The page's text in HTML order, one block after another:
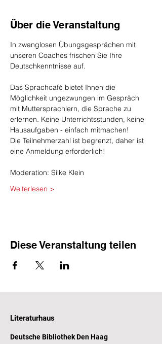
Über die Veranstaltung
In zwanglosen Übungsgesprächen mit
unseren Coaches frischen Sie Ihre
Deutschkenntnisse auf.
Das Sprachcafé bietet Ihnen die
Möglichkeit ungezwungen im Gespräch
mit Muttersprachlern, die Sprache zu
erlernen. Keine Unterrichtsstunden, keine
Hausaufgaben - einfach mitmachen!
Die Teilnehmerzahl ist begrenzt, daher ist
eine Anmeldung erforderlich!
Moderation: Silke Klein
Weiterlesen >
Diese Veranstaltung teilen
Literaturhaus
Deutsche Bibliothek Den Haag